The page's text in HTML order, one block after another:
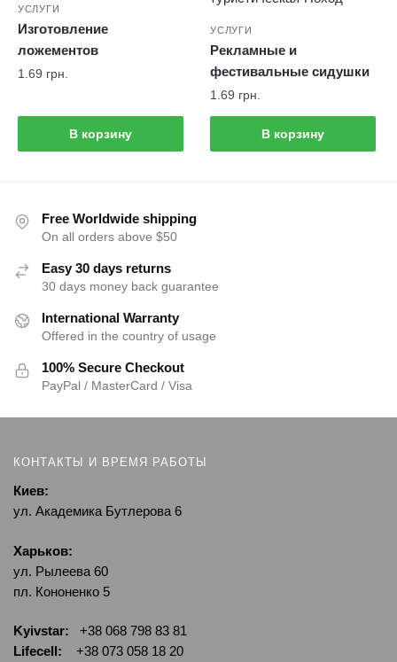
УСЛУГИ
Изготовление
ложементов
1.69 грн.
В корзину
УСЛУГИ
Рекламные и
фестивальные сидушки
1.69 грн.
В корзину
Free Worldwide shipping
On all orders above $50
Easy 30 days returns
30 days money back guarantee
International Warranty
Offered in the country of usage
100% Secure Checkout
PayPal / MasterCard / Visa
КОНТАКТЫ И ВРЕМЯ РАБОТЫ
Киев:
ул. Академика Бутлерова 6
Харьков:
ул. Рылеева 60
пл. Кононенко 5
Kyivstar: +38 068 798 83 81
Lifecell:
+38 073 058 18 20